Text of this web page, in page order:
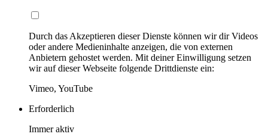
Durch das Akzeptieren dieser Dienste können wir dir Videos
oder andere Medieninhalte anzeigen, die von externen
Anbietern gehostet werden. Mit deiner Einwilligung setzen
wir auf dieser Webseite folgende Drittdienste ein:
Vimeo, YouTube
Erforderlich
Immer aktiv